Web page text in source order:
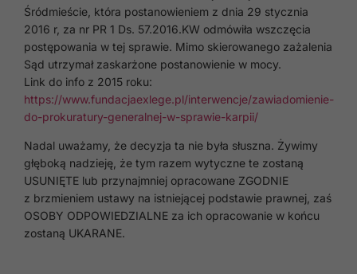
Śródmieście, która postanowieniem z dnia 29 stycznia
2016 r, za nr PR 1 Ds. 57.2016.KW odmówiła wszczęcia
postępowania w tej sprawie. Mimo skierowanego zażalenia
Sąd utrzymał zaskarżone postanowienie w mocy.
Link do info z 2015 roku:
https://www.fundacjaexlege.pl/interwencje/zawiadomienie-
do-prokuratury-generalnej-w-sprawie-karpii/
Nadal uważamy, że decyzja ta nie była słuszna. Żywimy
głęboką nadzieję, że tym razem wytyczne te zostaną
USUNIĘTE lub przynajmniej opracowane ZGODNIE
z brzmieniem ustawy na istniejącej podstawie prawnej, zaś
OSOBY ODPOWIEDZIALNE za ich opracowanie w końcu
zostaną UKARANE.